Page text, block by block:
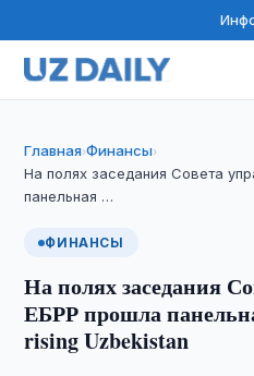
Главная›Финансы›
На полях заседания Совета
панельная …
ФИНАНСЫ
На полях заседания
ЕБРР прошла
rising Uzbekistan